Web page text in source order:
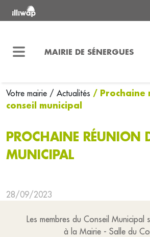
MAIRIE DE SÉNERGUES
Votre mairie / Actualités / Prochaine
conseil municipal
PROCHAINE RÉUNION
MUNICIPAL
28/09/2023
Les membres du Conseil Municipal
à la Mairie - Salle du